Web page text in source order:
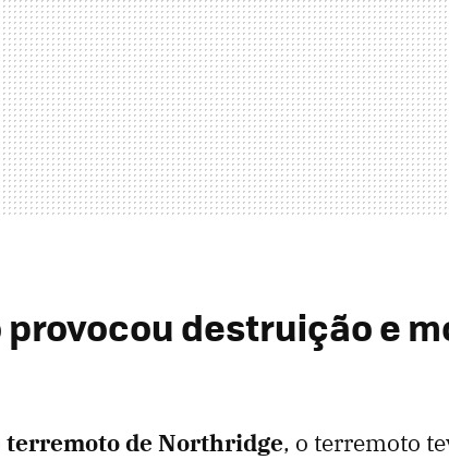
destruição e
terremoto de Northridge, o terremoto